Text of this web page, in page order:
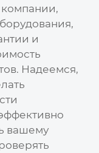
и
Надеемся,
вашему